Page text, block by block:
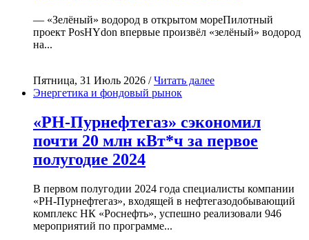
— «Зелёный» водород в открытом мореПилотный
проект PosHYdon впервые произвёл «зелёный» водород
на...
Пятница, 31 Июль 2026 /Читать далее
Энергетика и фондовый рынок
«РН-Пурнефтегаз» сэкономил
почти 20 млн кВт*ч за первое
полугодие 2024
В первом полугодии 2024 года специалисты компании
«РН-Пурнефтегаз», входящей в нефтегазодобывающий
комплекс НК «Роснефть», успешно реализовали 946
мероприятий по программе...